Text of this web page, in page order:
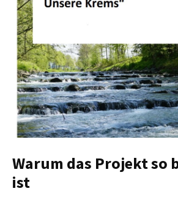
Warum das Projekt so
ist